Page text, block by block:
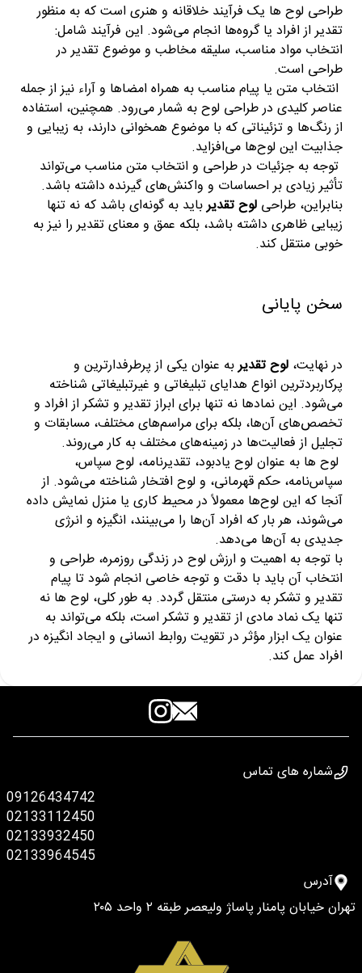
طراحی لوح ها یک فرآیند خلاقانه و هنری است که به منظور
تقدیر از افراد یا گروه‌ها انجام می‌شود. این فرآیند شامل:
انتخاب مواد مناسب، سلیقه مخاطب و موضوع تقدیر در
طراحی است.
انتخاب متن یا پیام مناسب به همراه امضاها و آراء نیز از جمله
عناصر کلیدی در طراحی لوح به شمار می‌رود. همچنین، استفاده
از رنگ‌ها و تزئیناتی که با موضوع همخوانی دارند، به زیبایی و
جذابیت این لوح‌ها می‌افزاید.
توجه به جزئیات در طراحی و انتخاب متن مناسب می‌تواند
تأثیر زیادی بر احساسات و واکنش‌های گیرنده داشته باشد.
بنابراین، طراحی لوح تقدیرباید به گونه‌ای باشد که نه تنها
زیبایی ظاهری داشته باشد، بلکه عمق و معنای تقدیر را نیز به
خوبی منتقل کند.
سخن پایانی
در نهایت، لوح تقدیربه عنوان یکی از پرطرفدارترین و
پرکاربردترین انواع هدایای تبلیغاتی و غیرتبلیغاتی شناخته
می‌شود. این نمادها نه تنها برای ابراز تقدیر و تشکر از افراد و
تخصص‌های آن‌ها، بلکه برای مراسم‌های مختلف، مسابقات و
تجلیل از فعالیت‌ها در زمینه‌های مختلف به کار می‌روند.
لوح ها به عنوان لوح یادبود، تقدیرنامه، لوح سپاس،
سپاس‌نامه، حکم قهرمانی، و لوح افتخار شناخته می‌شود. از
آنجا که این لوح‌ها معمولاً در محیط کاری یا منزل نمایش داده
می‌شوند، هر بار که افراد آن‌ها را می‌بینند، انگیزه و انرژی
جدیدی به آن‌ها می‌دهد.
با توجه به اهمیت و ارزش لوح در زندگی روزمره، طراحی و
انتخاب آن باید با دقت و توجه خاصی انجام شود تا پیام
تقدیر و تشکر به درستی منتقل گردد. به طور کلی، لوح ها نه
تنها یک نماد مادی از تقدیر و تشکر است، بلکه می‌تواند به
عنوان یک ابزار مؤثر در تقویت روابط انسانی و ایجاد انگیزه در
افراد عمل کند.
شماره های تماس
09126434742
02133112450
02133932450
02133964545
آدرس
تهران خیابان پامنار پاساژ ولیعصر طبقه ۲ واحد ۲۰۵